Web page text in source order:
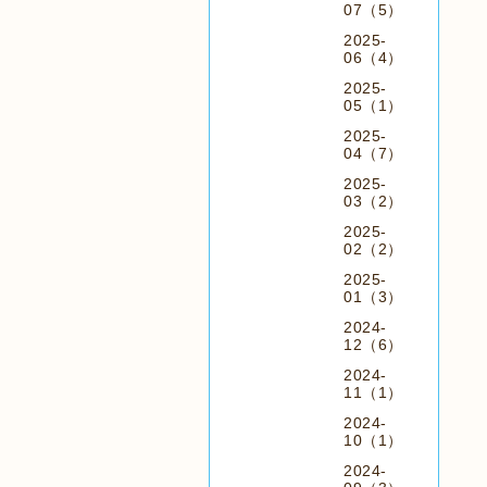
07（5）
2025-
06（4）
2025-
05（1）
2025-
04（7）
2025-
03（2）
2025-
02（2）
2025-
01（3）
2024-
12（6）
2024-
11（1）
2024-
10（1）
2024-